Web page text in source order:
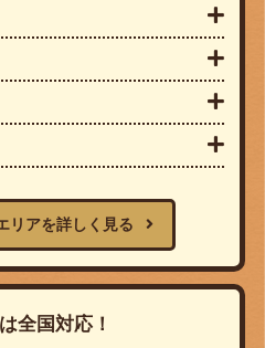
リアを詳しく見る
全国対応！